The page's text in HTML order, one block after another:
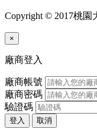
Copyright © 2017桃
×
廠商登入
廠商帳號
廠商密碼
驗證碼
登入 取消